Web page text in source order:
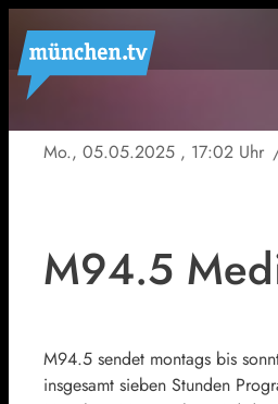
Mo., 05.05.2025 , 17:02 Uhr
M94.5
M94.5 sendet montags bis
insgesamt sieben Stunden